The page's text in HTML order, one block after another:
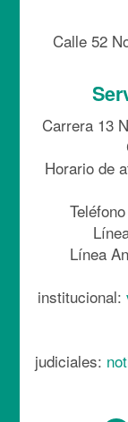
Calle 52
Carrera 13
Horario de
Línea
institucional:
judiciales: